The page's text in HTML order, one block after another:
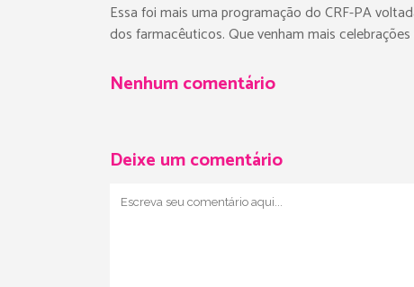
Essa foi mais uma programação do CRF-PA
dos farmacêuticos. Que venham mais
Nenhum comentário
Deixe um comentário